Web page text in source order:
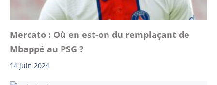
Mercato : Où en est-on du remplaçant de
Mbappé au PSG ?
14 juin 2024